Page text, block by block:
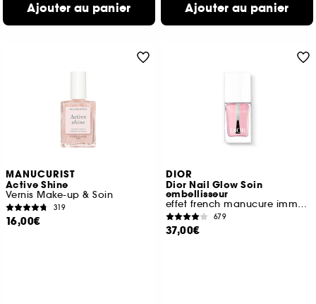
Ajouter au panier Ajouter au panier
MANUCURIST
Active Shine
Vernis Make-up & Soin
319
16,00€
DIOR
Dior Nail Glow Soin
embellisseur
effet french manucure immédiat
679
37,00€